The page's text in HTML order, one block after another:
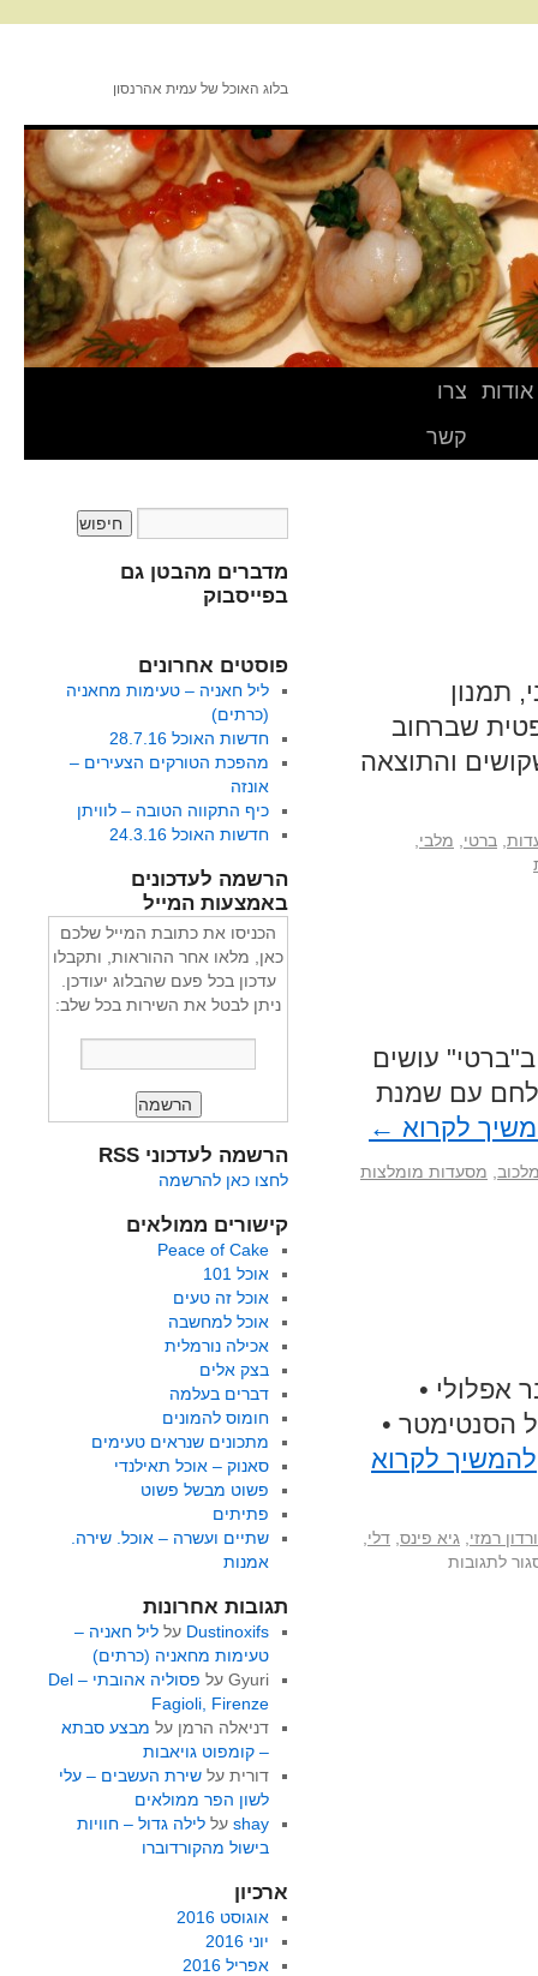
בלוג האוכל של עמית אהרנסון
אודות
צרו
קשר
תמנון
שברחוב
והתוצאה
ברטי מלבי
עושים
לחם עם שמנת
לקרוא ←
מסעדות מומלצות
אפלולי •
הסנטימטר •
להמשיך לקרוא
רמזי גיא פינס דלי
לתגובות
מדברים מהבטן גם
בפייסבוק
פוסטים אחרונים
ליל חאניה – טעימות מחאניה
(כרתים)
חדשות האוכל 28.7.16
מהפכת הטורקים הצעירים –
אונזה
כיף התקווה הטובה – לוויתן
חדשות האוכל 24.3.16
הרשמה לעדכונים
באמצעות המייל
הכניסו את כתובת המייל שלכם
כאן, מלאו אחר ההוראות, ותקבלו
עדכון בכל פעם שהבלוג יעודכן.
ניתן לבטל את השירות בכל שלב:
הרשמה לעדכוני RSS
לחצו כאן להרשמה
קישורים ממולאים
Peace of Cake
אוכל 101
אוכל זה טעים
אוכל למחשבה
אכילה נורמלית
בצק אלים
דברים בעלמה
חומוס להמונים
מתכונים שנראים טעימים
סאנוק – אוכל תאילנדי
פשוט מבשל פשוט
פתיתים
שתיים ועשרה – אוכל. שירה.
אמנות
תגובות אחרונות
Dustinoxifs על ליל חאניה –
טעימות מחאניה (כרתים)
Gyuriעל
פסוליה אהובתי – Del
Fagioli, Firenze
דניאלה הרמן על מבצע סבתא
– קומפוט גויאבות
דוריתעל שירת העשבים – עלי
לשון הפר ממולאים
shayעל לילה גדול – חוויות
בישול מהקורדוברו
ארכיון
אוגוסט 2016
יוני 2016
אפריל 2016